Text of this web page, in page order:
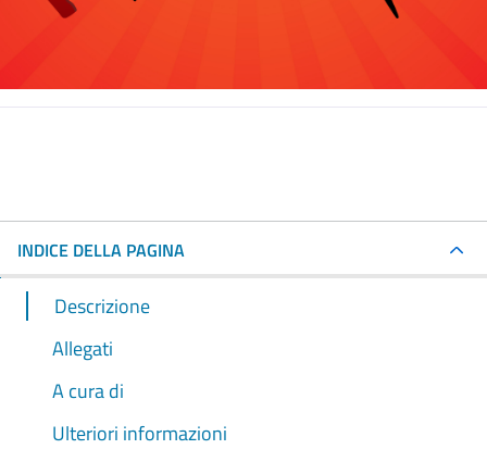
INDICE DELLA PAGINA
Descrizione
Allegati
A cura di
Ulteriori informazioni